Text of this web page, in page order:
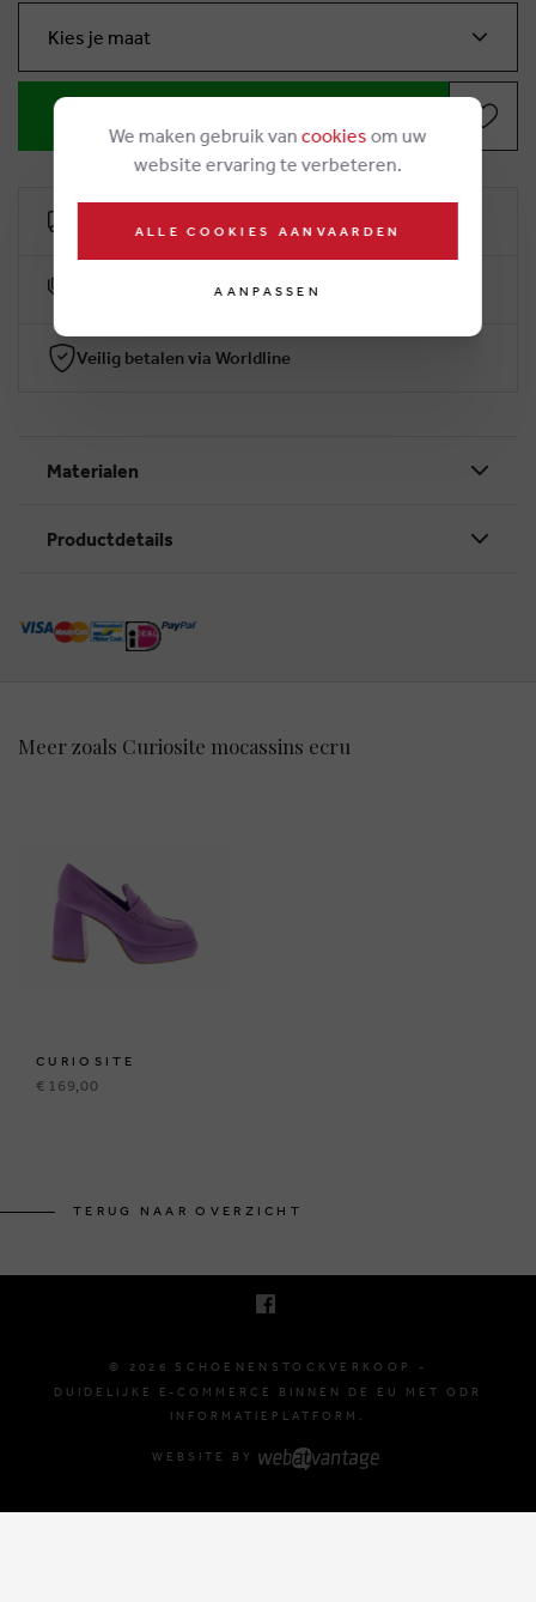
Kies je maat
10% klantenkorting
Veilig betalen via Worldline
Materialen
Productdetails
Meer zoals Curiosite mocassins ecru
CURIOSITE
€ 169,00
TERUG NAAR OVERZICHT
© 2026 SCHOENENSTOCKVERKOOP -
DUIDELIJKE E-COMMERCE BINNEN DE EU MET ODR
INFORMATIEPLATFORM.
WEBSITE BY
We maken gebruik van cookies om uw
website ervaring te verbeteren.
ALLE COOKIES AANVAARDEN
AANPASSEN